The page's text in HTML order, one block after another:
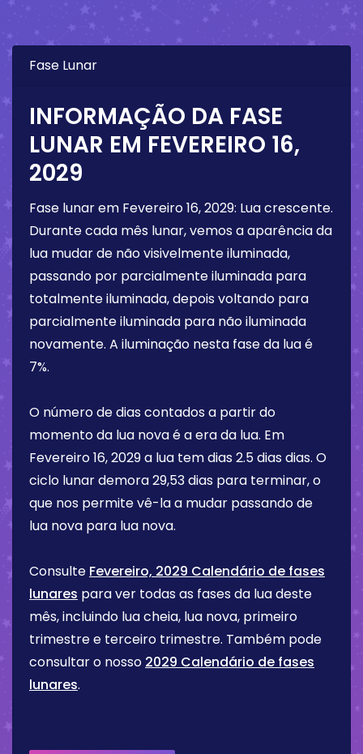
Fase Lunar
INFORMAÇÃO DA FASE
LUNAR EM FEVEREIRO 16,
2029
Fase lunar em Fevereiro 16, 2029: Lua crescente.
Durante cada mês lunar, vemos a aparência da
lua mudar de não visivelmente iluminada,
passando por parcialmente iluminada para
totalmente iluminada, depois voltando para
parcialmente iluminada para não iluminada
novamente. A iluminação nesta fase da lua é
7%.
O número de dias contados a partir do
momento da lua nova é a era da lua. Em
Fevereiro 16, 2029a lua tem dias 2.5 dias dias. O
ciclo lunar demora 29,53 dias para terminar, o
que nos permite vê-la a mudar passando de
lua nova para lua nova.
Consulte Fevereiro, 2029 Calendário de fases
lunares para ver todas as fases da lua deste
mês, incluindo lua cheia, lua nova, primeiro
trimestre e terceiro trimestre. Também pode
consultar o nosso 2029 Calendário de fases
lunares.